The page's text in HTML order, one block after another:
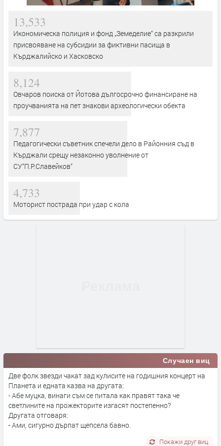
13,533
Икономическа полиция и фонд „Земеделие“ са разкрили
присвояване на субсидии за фиктивни пасища в
Кърджалийско и Хасковско
8,124
Овчаров поиска от Йотова дългосрочно финансиране на
проучванията на пет знакови археологически обекта
7,877
Педагогически съветник спечели дело в Районния съд в
Кърджали срещу незаконно уволнение от
СУ“П.Р.Славейков“
4,733
Моторист пострада при удар с кола
Случаен виц
Две фолк звезди чакат зад кулисите на годишния концерт на
Планета и едната казва на другата:
- Абе муцка, винаги съм се питала как правят така че
светлините на прожекторите изгасят постепенно?
Другата отговаря:
- Ами, сигурно дърпат щепсела бавно.
Покажи друг виц